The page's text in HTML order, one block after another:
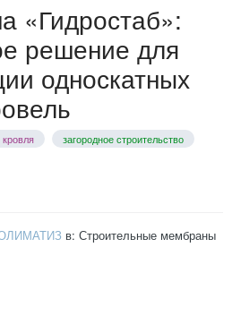
«Гидростаб»:
решение для
односкатных
загородное строительство
в: Строительные мембраны